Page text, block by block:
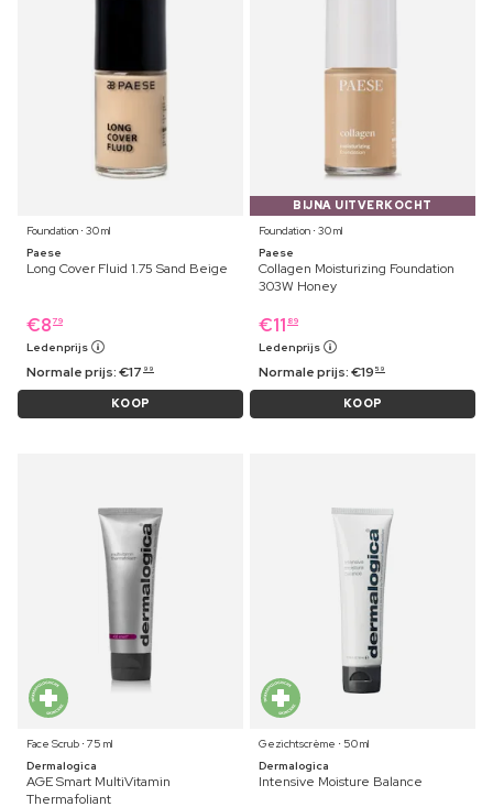
Foundation ⋅ 30 ml
Paese
Long Cover Fluid 1.75 Sand Beige
€8 79
Ledenprijs
Normale prijs:€17 99
KOOP
BIJNA UITVERKOCHT
Foundation ⋅ 30 ml
Paese
Collagen Moisturizing Foundation
303W Honey
€11 89
Ledenprijs
Normale prijs:€19 59
KOOP
Face Scrub ⋅ 75 ml
Dermalogica
AGE Smart MultiVitamin
Thermafoliant
Gezichtscrème ⋅ 50 ml
Dermalogica
Intensive Moisture Balance